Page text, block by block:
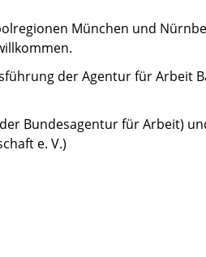
München und
der Agentur für Arbeit
Bundesagentur für Arbeit)
e. V.)